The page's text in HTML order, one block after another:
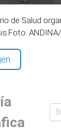
de Salud